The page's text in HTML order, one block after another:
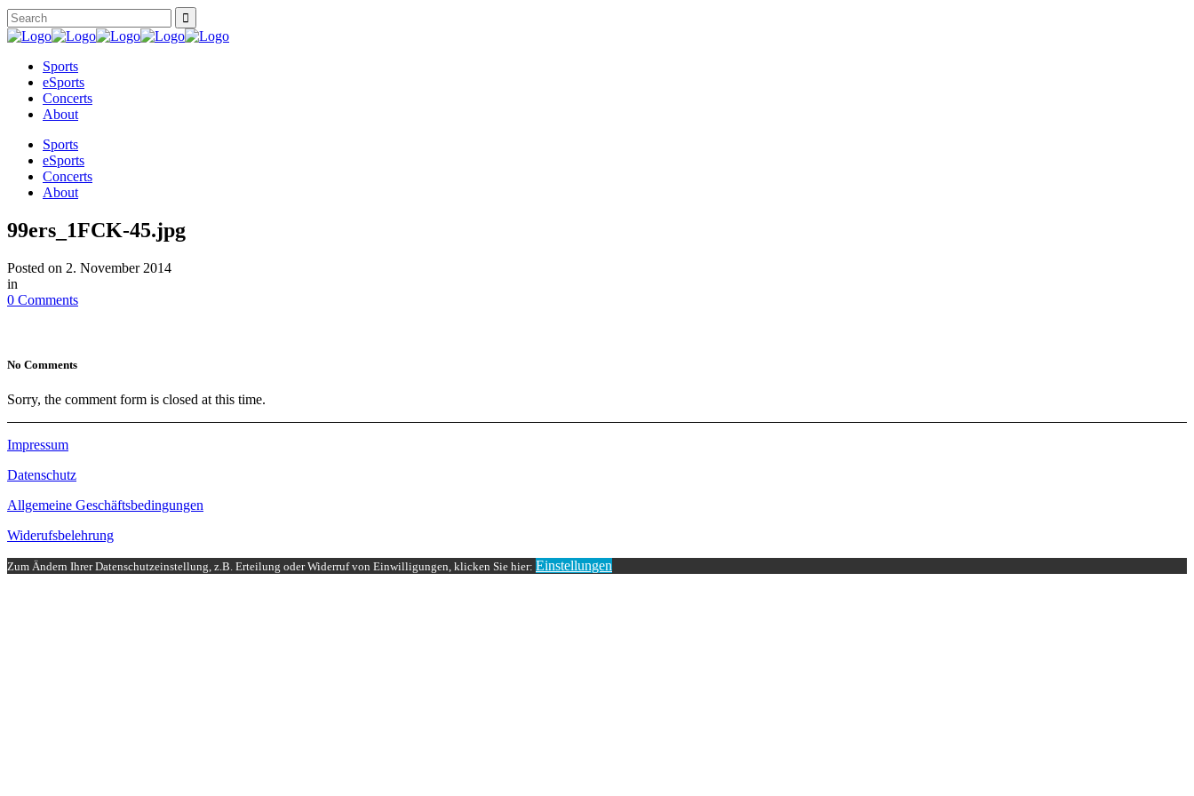
Sports
eSports
Concerts
About
Sports
eSports
Concerts
About
99ers_1FCK-45.jpg
Posted on 2. November 2014
in
0 Comments
No Comments
Sorry, the comment form is closed at this time.
Impressum
Datenschutz
Allgemeine Geschäftsbedingungen
Widerufsbelehrung
Zum Ändern Ihrer Datenschutzeinstellung, z.B. Erteilung oder Widerruf von Einwilligungen, klicken Sie hier: Einstellungen